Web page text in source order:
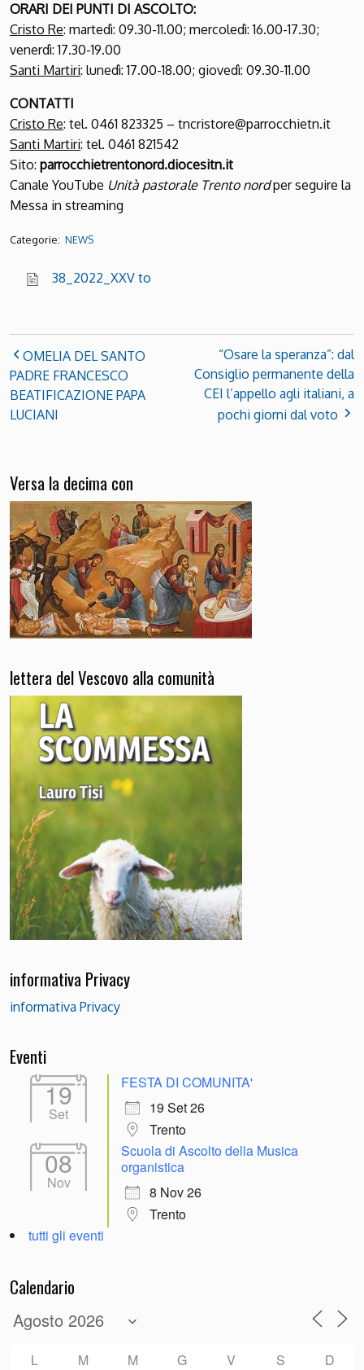
ORARI DEI PUNTI DI ASCOLTO:
Cristo Re: martedì: 09.30-11.00; mercoledì: 16.00-17.30;
venerdì: 17.30-19.00
Santi Martiri: lunedì: 17.00-18.00; giovedì: 09.30-11.00
CONTATTI
Cristo Re: tel. 0461 823325 – tncristore@parrocchietn.it
Santi Martiri: tel. 0461 821542
Sito: parrocchietrentonord.diocesitn.it
Canale YouTube Unità pastorale Trento nordper seguire la
Messa in streaming
Categorie: NEWS
38_2022_XXV to
OMELIA DEL SANTO
PADRE FRANCESCO
BEATIFICAZIONE PAPA
LUCIANI
“Osare la speranza”: dal
Consiglio permanente della
CEI l’appello agli italiani, a
pochi giorni dal voto
Versa la decima con
lettera del Vescovo alla comunità
informativa Privacy
informativa Privacy
Eventi
19
Set
FESTA DI COMUNITA'
19 Set 26
Trento
08
Nov
Scuola di Ascolto della Musica
organistica
8 Nov 26
Trento
tutti gli eventi
Calendario
L M M G V S D